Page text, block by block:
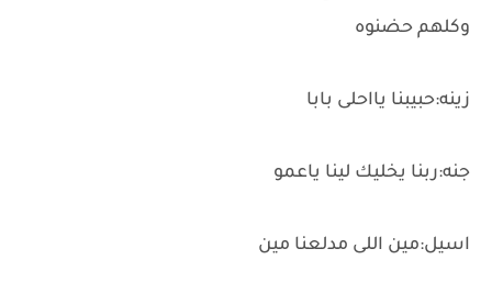
وكلهم حضنوه
زينه:حبيبنا يااحلى بابا
جنه:ربنا يخليك لينا ياعمو
اسيل:مين اللى مدلعنا مين